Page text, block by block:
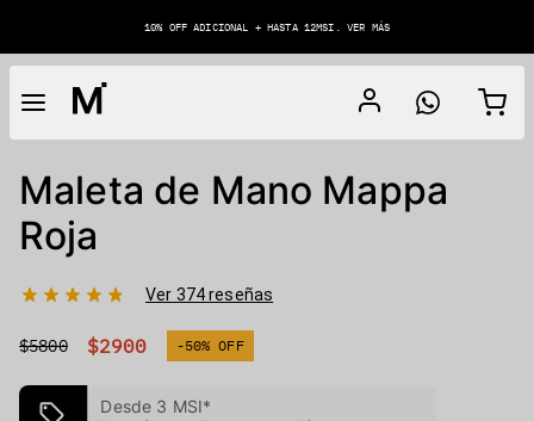
10% OFF ADICIONAL + HASTA 12MSI. VER MÁS
Maleta de Mano Mappa
Roja
Ver 374 reseñas
$5800 $2900 -50% OFF
Desde 3 MSI*